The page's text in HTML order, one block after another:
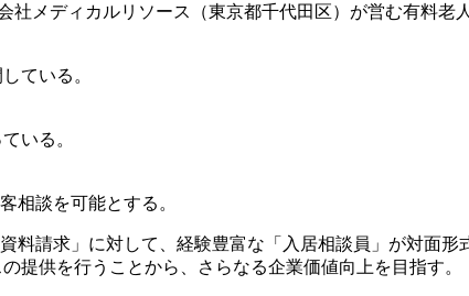
メディカルリソース（東京都千代田区）が営む有料老
ている。
いる。
相談を可能とする。
請求」に対して、経験豊富な「入居相談員」が対面
提供を行うことから、さらなる企業価値向上を目指す。